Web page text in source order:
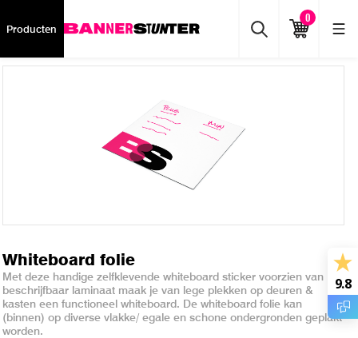
Producten
0
Whiteboard folie
Met deze handige zelfklevende whiteboard sticker voorzien van
beschrijfbaar laminaat maak je van lege plekken op deuren &
kasten een functioneel whiteboard. De whiteboard folie kan
(binnen) op diverse vlakke/ egale en schone ondergronden geplakt
worden.
9.8